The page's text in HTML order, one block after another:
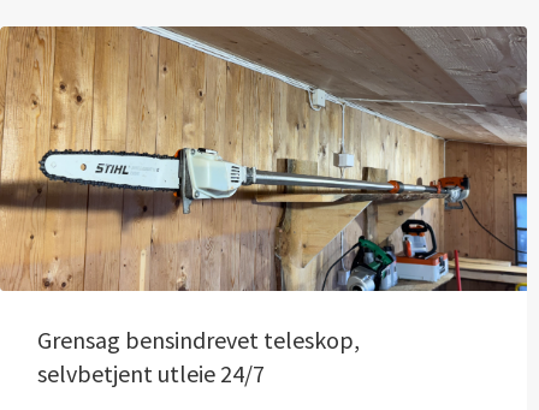
Grensag bensindrevet teleskop,
selvbetjent utleie 24/7